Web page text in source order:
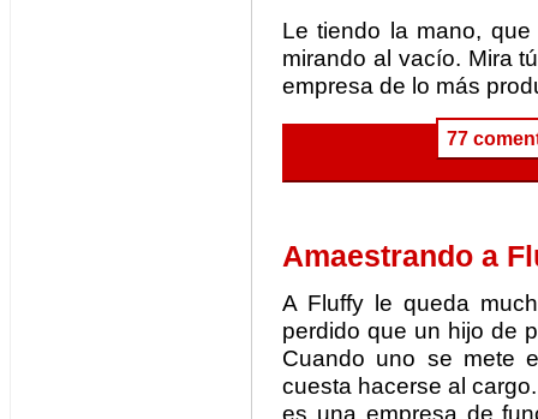
Le tiendo la mano,
mirando al vacío. Mira
empresa de lo más
77
Amaestrando a
A Fluffy le queda
perdido que un hijo de
Cuando uno se mete
cuesta hacerse al
es una empresa de